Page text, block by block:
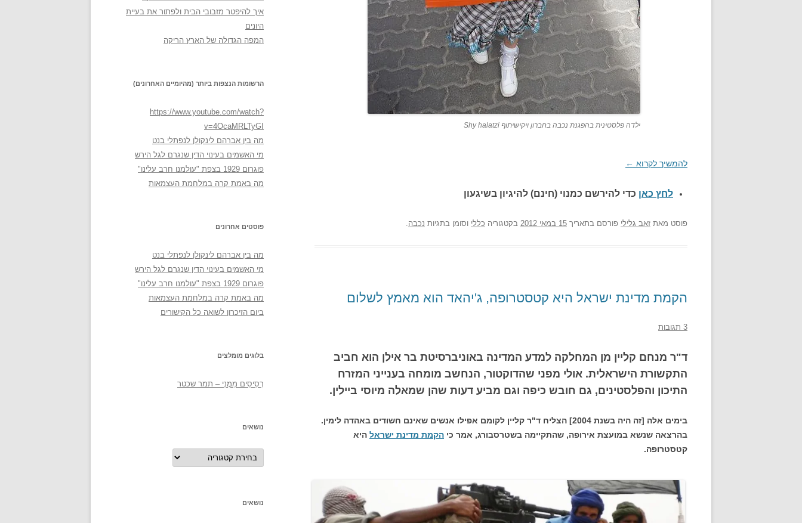
ילדה פלסטינית בהפגנת נכבה בחברון ויקישיתוף Shy halatzi
להמשיך לקרוא ←
לחץ כאן כדי להירשם כמנוי (חינם) להיגיון בשיגעון
פוסט מאת זאב גלילי פורסם בתאריך 15 במאי 2012 בקטגוריה כללי וסומן בתגיות נכבה.
הקמת מדינת ישראל היא קטסטרופה, ג'יהאד הוא מאמץ לשלום
3 תגובות
ד"ר מנחם קליין מן המחלקה למדע המדינה באוניברסיטת בר אילן הוא חביב
התקשורת הישראלית. אולי מפני שהדוקטור, הנחשב מומחה בענייני המזרח
התיכון והפלסטינים, גם חובש כיפה וגם מביע דעות שהן שמאלה מיוסי ביילין.
בימים אלה [זה היה בשנת 2004] הצליח ד"ר קליין לקומם אפילו אנשים שאינם חשודים באהדה לימין.
בהרצאה שנשא במועצת אירופה, שהתקיימה בשטרסבורג, אמר כי הקמת מדינת ישראל היא
קטסטרופה.
איך להיפטר מזבובי הבית ולפתור את בעיית
היונים
המפה הגדולה של הארץ הריקה
הרשומות הנצפות ביותר (מהיומיים האחרונים)
https://www.youtube.com/watch?
v=4OcaMRLTyGI
מה בין אברהם לינקולן לנפתלי בנט
מי האשמים בעינוי הדין שנגרם לגל הירש
פוגרום 1929 בצפת "עולמנו חרב עלינו"
מה באמת קרה במלחמת העצמאות
פוסטים אחרונים
מה בין אברהם לינקולן לנפתלי בנט
מי האשמים בעינוי הדין שנגרם לגל הירש
פוגרום 1929 בצפת "עולמנו חרב עלינו"
מה באמת קרה במלחמת העצמאות
ביום הזיכרון לשואה כל הקישורים
בלוגים מומלצים
רְסִיסִים מִמֶנִי – תמר שכטר
נושאים
נושאים
נושאים